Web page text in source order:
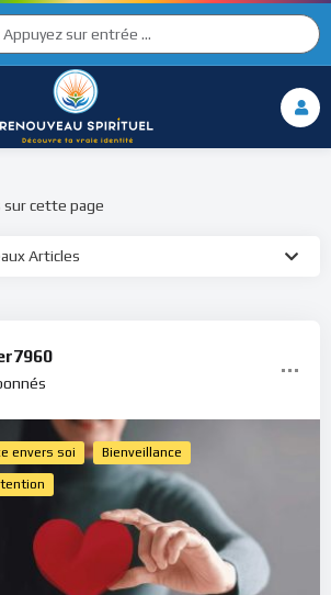
Articles
sur cette page
envers soi Bienveillance